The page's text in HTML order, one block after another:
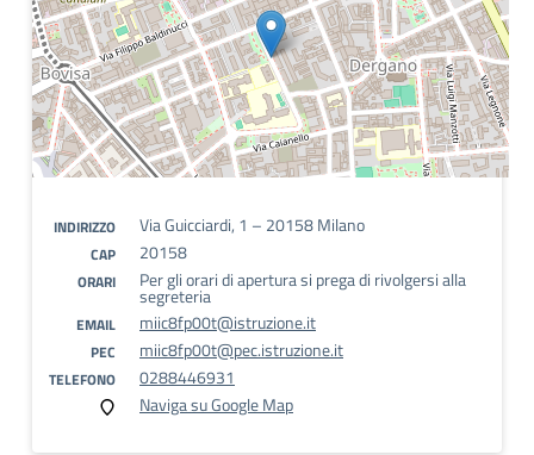
INDIRIZZO Via Guicciardi, 1 – 20158 Milano
CAP 20158
ORARI Per gli orari di apertura si prega di rivolgersi alla
segreteria
EMAIL miic8fp00t@istruzione.it
PEC miic8fp00t@pec.istruzione.it
TELEFONO
0288446931
Naviga su Google Map